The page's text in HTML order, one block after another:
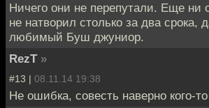
Ничего они не перепутали. Еще ни
не натворил столько за два срока,
любимый Буш джуниор.
RezT »
#13 | 08.11.14 19:38
Не ошибка, совесть наверно кого-